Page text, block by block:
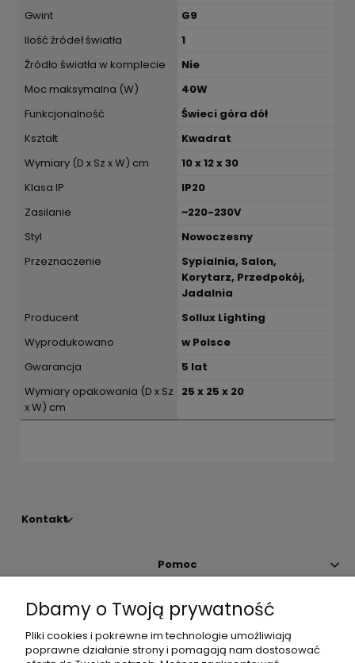
Gwint
G9
Ilość źródeł światła
1
Źródło światła w komplecie
Nie
Moc maksymalna (W)
40W
Funkcjonalność
Świeci góra dół
Kształt
Kwadrat
Wymiary (D x Sz x W) cm
10 x 12 x 30
Klasa IP
IP20
Zasilanie
~220-230V
Styl
Nowoczesny
Przeznaczenie
Sypialnia, Salon,
Korytarz, Przedpokój,
Jadalnia
Producent
Sollux Lighting
Wyprodukowano
w Polsce
Gwarancja
5 lat
Wymiary opakowania (D x Sz
x W) cm
25 x 25 x 20
Kontakt
Pomoc
Moje konto
Płatności i dostawa
Dbamy o Twoją prywatność
Pliki cookies i pokrewne im technologie umożliwiają
poprawne działanie strony i pomagają nam dostosować